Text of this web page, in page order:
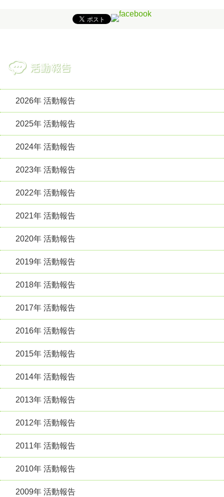
2026年 活動報告
2025年 活動報告
2024年 活動報告
2023年 活動報告
2022年 活動報告
2021年 活動報告
2020年 活動報告
2019年 活動報告
2018年 活動報告
2017年 活動報告
2016年 活動報告
2015年 活動報告
2014年 活動報告
2013年 活動報告
2012年 活動報告
2011年 活動報告
2010年 活動報告
2009年 活動報告